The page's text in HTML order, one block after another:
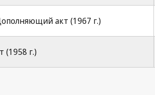
акт (1967 г.)
(1958 г.)